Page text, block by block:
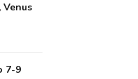
Venus
7-9